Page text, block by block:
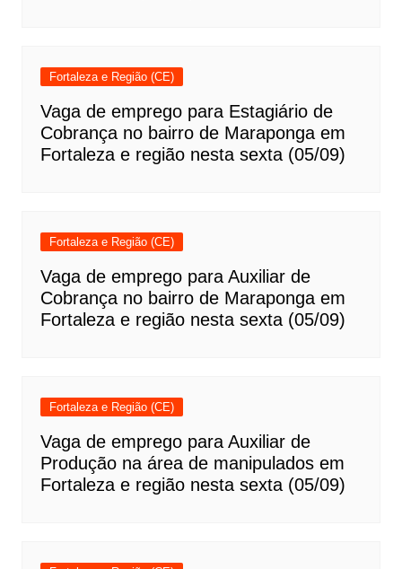
Fortaleza e Região (CE)
Vaga de emprego para Estagiário de
Cobrança no bairro de Maraponga em
Fortaleza e região nesta sexta (05/09)
Fortaleza e Região (CE)
Vaga de emprego para Auxiliar de
Cobrança no bairro de Maraponga em
Fortaleza e região nesta sexta (05/09)
Fortaleza e Região (CE)
Vaga de emprego para Auxiliar de
Produção na área de manipulados em
Fortaleza e região nesta sexta (05/09)